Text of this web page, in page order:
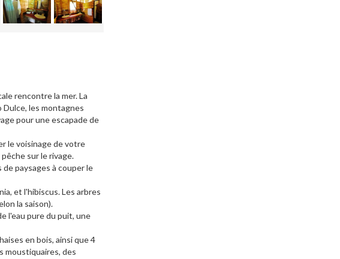
rencontre la mer. La
les montagnes
pour une escapade de
le voisinage de votre
sur le rivage.
paysages à couper le
et l'hibiscus. Les arbres
la saison).
l'eau pure du puit, une
en bois, ainsi que 4
moustiquaires, des